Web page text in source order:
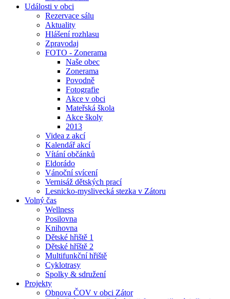
Události v obci
Rezervace sálu
Aktuality
Hlášení rozhlasu
Zpravodaj
FOTO - Zonerama
Naše obec
Zonerama
Povodně
Fotografie
Akce v obci
Mateřská škola
Akce školy
2013
Videa z akcí
Kalendář akcí
Vítání občánků
Eldorádo
Vánoční svícení
Vernisáž dětských prací
Lesnicko-myslivecká stezka v Zátoru
Volný čas
Wellness
Posilovna
Knihovna
Dětské hřiště 1
Dětské hříště 2
Multifunkční hřiště
Cyklotrasy
Spolky & sdružení
Projekty
Obnova ČOV v obci Zátor